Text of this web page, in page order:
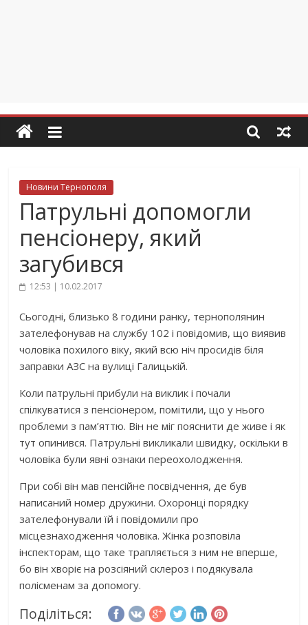
Новини Тернополя
Патрульні допомогли
пенсіонеру, який
загубився
12:53 | 10.02.2017
Сьогодні, близько 8 години ранку, тернополянин
зателефонував на службу 102 і повідомив, що виявив
чоловіка похилого віку, який всю ніч просидів біля
заправки АЗС на вулиці Галицькій.
Коли патрульні прибули на виклик і почали
спілкуватися з пенсіонером, помітили, що у нього
проблеми з пам’яттю. Він не міг пояснити де живе і як
тут опинився. Патрульні викликали швидку, оскільки в
чоловіка були явні ознаки переохолодження.
При собі він мав пенсійне посвідчення, де був
написаний номер дружини. Охоронці порядку
зателефонували їй і повідомили про
місцезнаходження чоловіка. Жінка розповіла
інспекторам, що таке трапляється з ним не вперше,
бо він хворіє на розсіяний склероз і подякувала
полісменам за допомогу.
Поділіться: